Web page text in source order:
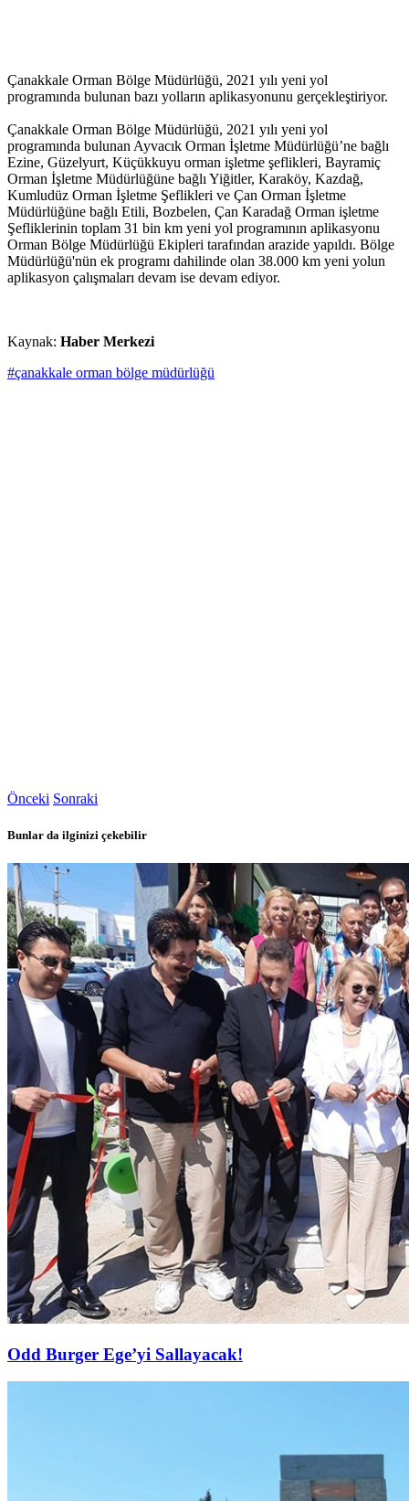
Çanakkale Orman Bölge Müdürlüğü, 2021 yılı yeni yol
programında bulunan bazı yolların aplikasyonunu gerçekleştiriyor.
Çanakkale Orman Bölge Müdürlüğü, 2021 yılı yeni yol
programında bulunan Ayvacık Orman İşletme Müdürlüğü’ne bağlı
Ezine, Güzelyurt, Küçükkuyu orman işletme şeflikleri, Bayramiç
Orman İşletme Müdürlüğüne bağlı Yiğitler, Karaköy, Kazdağ,
Kumludüz Orman İşletme Şeflikleri ve Çan Orman İşletme
Müdürlüğüne bağlı Etili, Bozbelen, Çan Karadağ Orman işletme
Şefliklerinin toplam 31 bin km yeni yol programının aplikasyonu
Orman Bölge Müdürlüğü Ekipleri tarafından arazide yapıldı. Bölge
Müdürlüğü'nün ek programı dahilinde olan 38.000 km yeni yolun
aplikasyon çalışmaları devam ise devam ediyor.
Kaynak: Haber Merkezi
#çanakkale orman bölge müdürlüğü
Önceki Sonraki
Bunlar da ilginizi çekebilir
Odd Burger Ege’yi Sallayacak!